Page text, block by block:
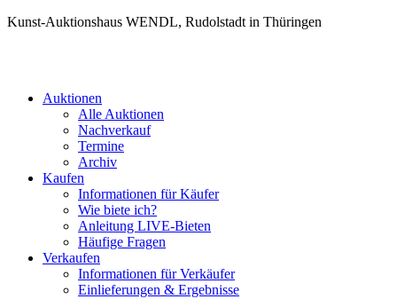
Kunst-Auktionshaus WENDL, Rudolstadt in Thüringen
Auktionen
Alle Auktionen
Nachverkauf
Termine
Archiv
Kaufen
Informationen für Käufer
Wie biete ich?
Anleitung LIVE-Bieten
Häufige Fragen
Verkaufen
Informationen für Verkäufer
Einlieferungen & Ergebnisse